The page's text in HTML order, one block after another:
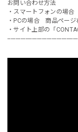
お問い合わせ方法
・スマートフォンの場
・PCの場合 商品ページ
・サイト上部の「